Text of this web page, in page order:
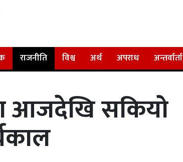
राजनीति विश्व अर्थ अपराध अन्तर्वार्ता
आजदेखि सकियो